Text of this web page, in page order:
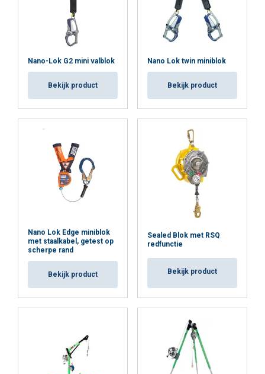
Nano-Lok G2 mini valblok
Bekijk product
Nano Lok twin miniblok
Bekijk product
Nano Lok Edge miniblok
met staalkabel, getest op
scherpe rand
Bekijk product
Sealed Blok met RSQ
redfunctie
Bekijk product
ALLES ACCEPTEREN
ALLES AFWIJZEN
DETAILS WEERGEVEN
Cookie Policy